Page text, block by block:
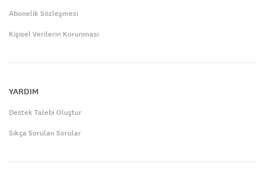
Abonelik Sözleşmesi
Kişisel Verilerin Korunması
YARDIM
Destek Talebi Oluştur
Sıkça Sorulan Sorular